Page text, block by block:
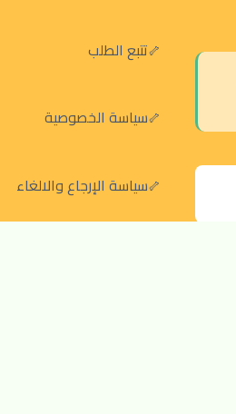
تتبع الطلب
سياسة الخصوصية
سياسة الإرجاع والالغاء